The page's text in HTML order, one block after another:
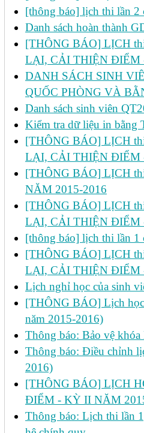
[thông báo] lịch thi lần 2
Danh sách hoàn thành
[THÔNG BÁO] LỊCH thi
LẠI, CẢI THIỆN ĐIỂM
DANH SÁCH SINH
QUỐC PHÒNG VÀ
Danh sách sinh viên
Kiểm tra dữ liệu in
[THÔNG BÁO] LỊCH thi
LẠI, CẢI THIỆN ĐIỂM
[THÔNG BÁO] LỊCH
NĂM 2015-2016
[THÔNG BÁO] LỊCH
LẠI, CẢI THIỆN ĐIỂM
[thông báo] lịch thi lần 1
[THÔNG BÁO] LỊCH thi
LẠI, CẢI THIỆN ĐIỂM
Lịch nghỉ học của sinh
[THÔNG BÁO] Lịch
năm 2015-2016)
Thông báo: Bảo vệ
Thông báo: Điều chỉnh
2016)
[THÔNG BÁO] LỊCH
ĐIỂM - KỲ II NĂM
Thông báo: Lịch thi lần